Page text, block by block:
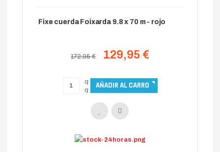
Fixe cuerda Foixarda 9.8 x 70 m - rojo
172.95 € 129,95 €